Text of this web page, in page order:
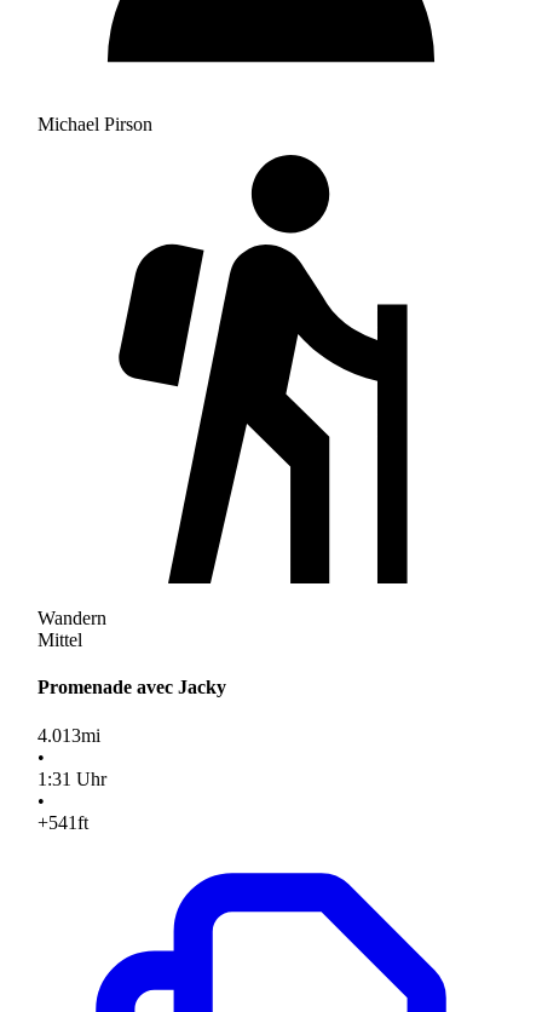
Michael Pirson
Wandern
Mittel
Promenade avec Jacky
4.013mi
•
1 :31 Uhr
•
+541ft